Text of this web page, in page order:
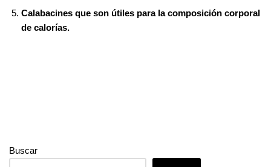
t
r
pCalabacines que son útiles para la composición corporal
de calorías.
Buscar